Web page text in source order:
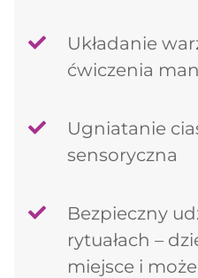
Układanie
ćwiczenia
Ugniatanie
sensoryczna
Bezpieczny
rytuałach –
miejsce i